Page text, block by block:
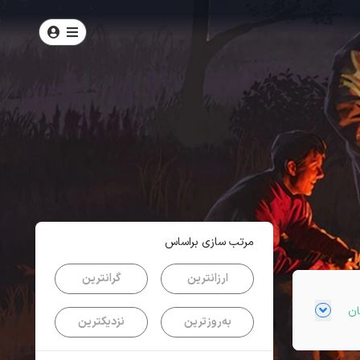
مرتب سازی براساس
ارزانترین گرانترین
به‌روزترین نزدیکترین